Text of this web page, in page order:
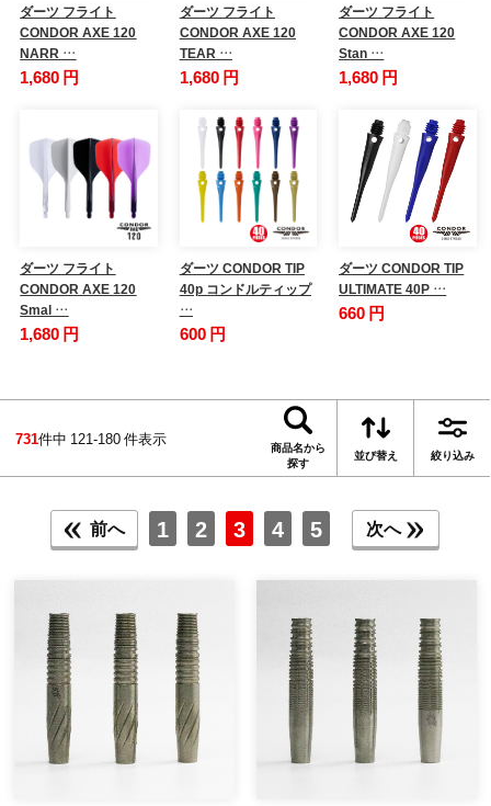
ダーツ フライト
CONDOR AXE 120
NARR …
1,680 円
ダーツ フライト
CONDOR AXE 120
TEAR …
1,680 円
ダーツ フライト
CONDOR AXE 120
Stan …
1,680 円
ダーツ フライト
CONDOR AXE 120
Smal …
1,680 円
ダーツ CONDOR TIP
40p コンドルティップ
…
600 円
ダーツ CONDOR TIP
ULTIMATE 40P …
660 円
731件中 121-180 件表示
商品名から
探す
並び替え 絞り込み
前へ 1 2 3 4 5 次へ